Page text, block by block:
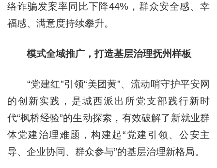
络诈骗发案率同比下降44%，群众安全感、幸
福感、满意度持续攀升。
模式全域推广，打造基层治理抚州样板
“党建红”引领“美团黄”、流动哨守护平安网
的创新实践，是城西派出所党支部践行新时
代“枫桥经验”的生动探索，有效破解了新就业群
体党建治理难题，构建起“党建引领、公安主
导、企业协同、群众参与”的基层治理新格局。